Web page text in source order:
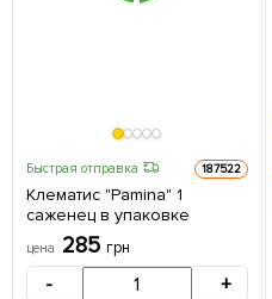
Быстрая отправка 187522
Клематис "Pamina" 1
саженец в упаковке
цена 285 грн
- +